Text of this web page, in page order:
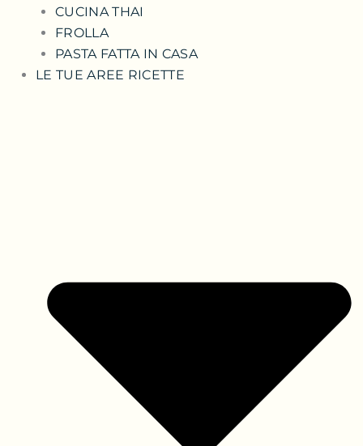
CUCINA THAI
FROLLA
PASTA FATTA IN CASA
LE TUE AREE RICETTE